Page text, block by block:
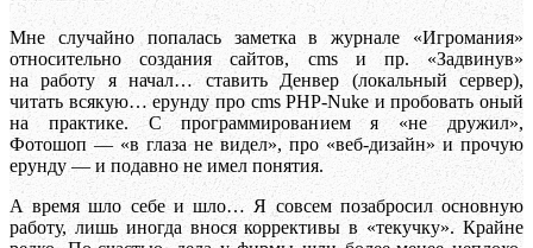
Мне случайно попалась заметка в журнале «Игромания»
относительно создания сайтов, cms и пр. «Задвинув»
на работу я начал… ставить Денвер (локальный сервер),
читать всякую… ерунду про cms PHP-Nuke и пробовать оный
на практике. С программированием я «не дружил»,
Фотошоп — «в глаза не видел», про «веб-дизайн» и прочую
ерунду — и подавно не имел понятия.
А время шло себе и шло… Я совсем позабросил основную
работу, лишь иногда внося коррективы в «текучку». Крайне